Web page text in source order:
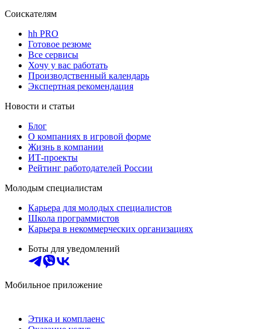
Соискателям
hh PRO
Готовое резюме
Все сервисы
Хочу у вас работать
Производственный календарь
Экспертная рекомендация
Новости и статьи
Блог
О компаниях в игровой форме
Жизнь в компании
ИТ-проекты
Рейтинг работодателей России
Молодым специалистам
Карьера для молодых специалистов
Школа программистов
Карьера в некоммерческих организациях
Боты для уведомлений
Мобильное приложение
Этика и комплаенс